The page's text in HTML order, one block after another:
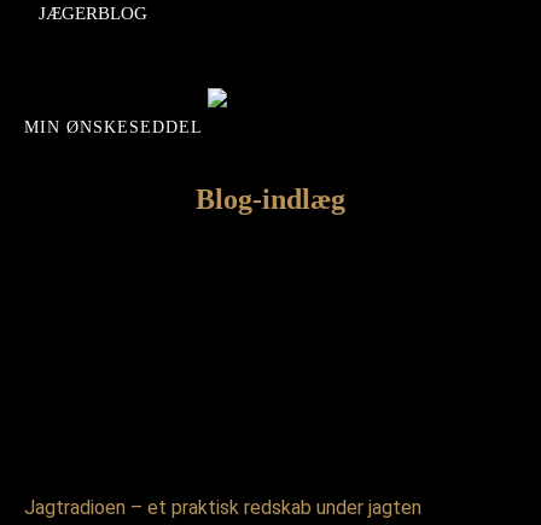
JÆGERBLOG
MIN ØNSKESEDDEL
Blog-indlæg
Jagtradioen – et praktisk redskab under jagten